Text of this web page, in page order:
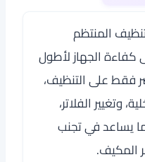
المنتظم
كفاءة الجهاز لأطول
فقط على التنظيف،
وتغيير الفلاتر،
يساعد في تجنب
المكيف.